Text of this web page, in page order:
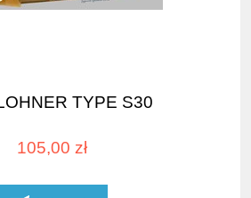
TYPE S30
105,00 zł